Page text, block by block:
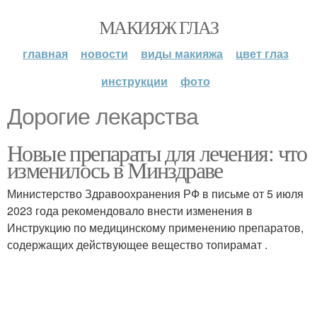
МАКИЯЖ ГЛАЗ
главная новости виды макияжа
цвет глаз
инструкции
фото
Дорогие лекарства
Новые препараты для лечения: что
изменилось в Минздраве
Министерство Здравоохранения РФ в письме от 5 июля
2023 года рекомендовало внести изменения в
Инструкцию по медицинскому применению препаратов,
содержащих действующее вещество топирамат .